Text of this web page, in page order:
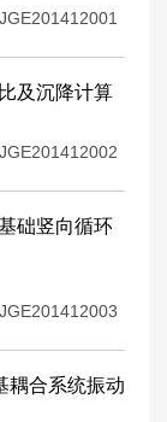
及沉降计算
础竖向循环
耦合系统振动